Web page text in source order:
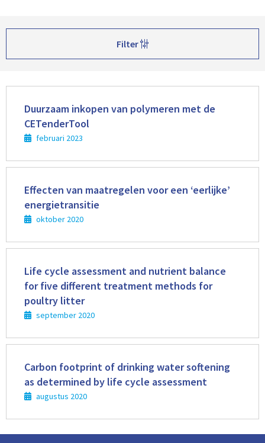
Filter
Duurzaam inkopen van polymeren met de
CETenderTool
februari 2023
meer
Effecten van maatregelen voor een ‘eerlijke’
energietransitie
oktober 2020
meer
Life cycle assessment and nutrient balance
for five different treatment methods for
poultry litter
september 2020
meer
Carbon footprint of drinking water softening
as determined by life cycle assessment
augustus 2020
meer